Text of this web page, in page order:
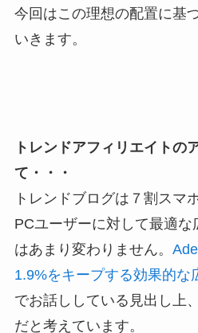
今回はこの理想の配置に基
いきます。
トレンドアフィリエイトの
て・・・
トレンドブログは７割スマ
PCユーザーに対して最適
はあまり変わりません。
1.9%をキープする効果的な
でお話ししている見出し上
だと考えています。